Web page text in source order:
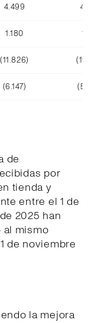
4.499
1.180
(11.826)
(6.147)
de
por
tienda y
entre el 1 de
2025 han
al mismo
de noviembre
la mejora